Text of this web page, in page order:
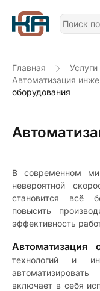
Главная
Услуги
Автоматизация
оборудования
В современном
невероятной
становится всё
повысить
эффективность
Автоматизация
технологий и
включает в себя